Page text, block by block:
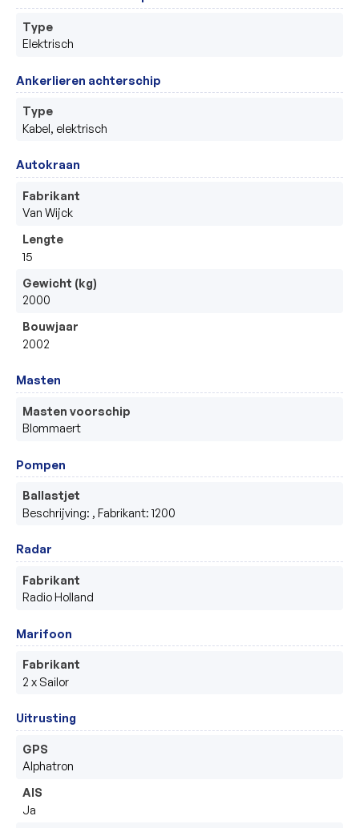
Type
Elektrisch
Ankerlieren achterschip
Type
Kabel, elektrisch
Autokraan
Fabrikant
Van Wijck
Lengte
15
Gewicht (kg)
2000
Bouwjaar
2002
Masten
Masten voorschip
Blommaert
Pompen
Ballastjet
Beschrijving: , Fabrikant: 1200
Radar
Fabrikant
Radio Holland
Marifoon
Fabrikant
2 x Sailor
Uitrusting
GPS
Alphatron
AIS
Ja